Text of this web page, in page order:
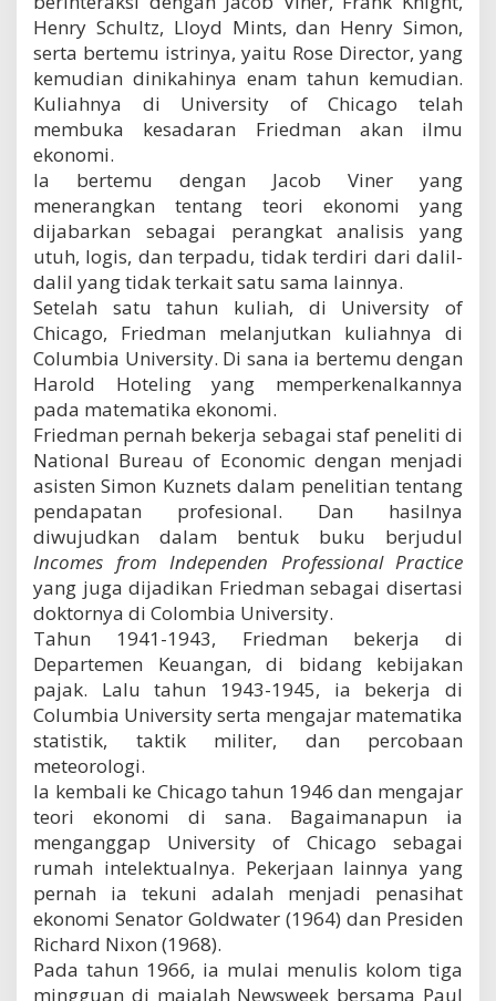
Henry Schultz, Lloyd Mints, dan Henry Simon,
serta bertemu istrinya, yaitu Rose Director, yang
kemudian dinikahinya enam tahun kemudian.
Kuliahnya di University of Chicago telah
membuka kesadaran Friedman akan ilmu
ekonomi.
Ia bertemu dengan Jacob Viner yang
menerangkan tentang teori ekonomi yang
dijabarkan sebagai perangkat analisis yang
utuh, logis, dan terpadu, tidak terdiri dari dalil-
dalil yang tidak terkait satu sama lainnya.
Setelah satu tahun kuliah, di University of
Chicago, Friedman melanjutkan kuliahnya di
Columbia University. Di sana ia bertemu dengan
Harold Hoteling yang memperkenalkannya
pada matematika ekonomi.
Friedman pernah bekerja sebagai staf peneliti di
National Bureau of Economic dengan menjadi
asisten Simon Kuznets dalam penelitian tentang
pendapatan profesional. Dan hasilnya
diwujudkan dalam bentuk buku berjudul
Incomes from Independen Professional Practice
yang juga dijadikan Friedman sebagai disertasi
doktornya di Colombia University.
Tahun 1941-1943, Friedman bekerja di
Departemen Keuangan, di bidang kebijakan
pajak. Lalu tahun 1943-1945, ia bekerja di
Columbia University serta mengajar matematika
statistik, taktik militer, dan percobaan
meteorologi.
Ia kembali ke Chicago tahun 1946 dan mengajar
teori ekonomi di sana. Bagaimanapun ia
menganggap University of Chicago sebagai
rumah intelektualnya. Pekerjaan lainnya yang
pernah ia tekuni adalah menjadi penasihat
ekonomi Senator Goldwater (1964) dan Presiden
Richard Nixon (1968).
Pada tahun 1966, ia mulai menulis kolom tiga
mingguan di majalah Newsweek bersama Paul